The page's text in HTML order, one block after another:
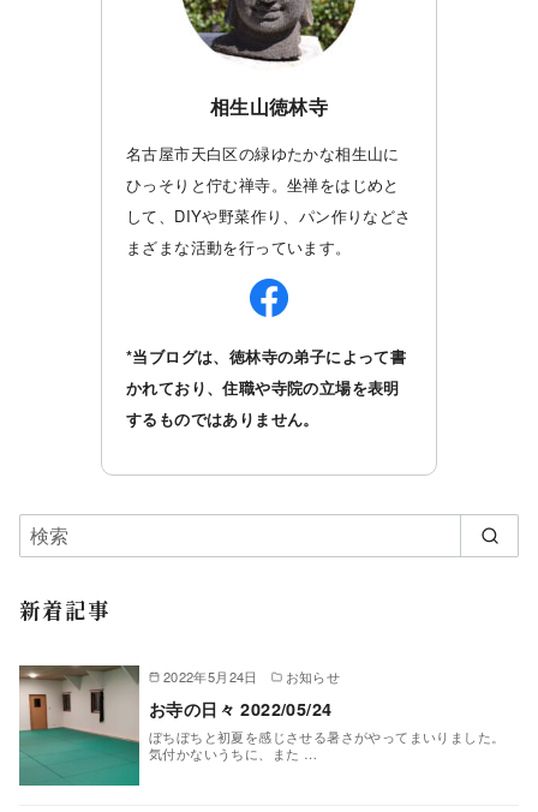
相生山徳林寺
名古屋市天白区の緑ゆたかな相生山に
ひっそりと佇む禅寺。坐禅をはじめと
して、DIYや野菜作り、パン作りなどさ
まざまな活動を行っています。
*当ブログは、徳林寺の弟子によって書
かれており、住職や寺院の立場を表明
するものではありません。
新着記事
2022年5月24日 お知らせ
お寺の日々 2022/05/24
ぼちぼちと初夏を感じさせる暑さがやってまいりました。
気付かないうちに、また …